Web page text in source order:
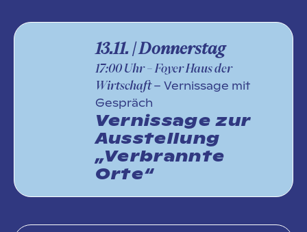
13.11. | Donnerstag
17:00 Uhr– Foyer Haus der
Wirtschaft– Vernissage mit
Gespräch
Vernissage zur
Ausstellung
„Verbrannte
Orte“